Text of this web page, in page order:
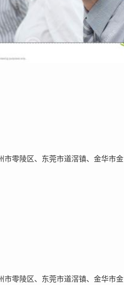
市零陵区、东莞市道滘镇、金华市
市零陵区、东莞市道滘镇、金华市